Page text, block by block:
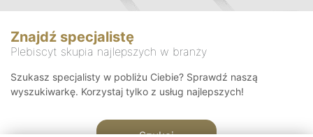
Znajdź specjalistę
Plebiscyt skupia najlepszych w branży
Szukasz specjalisty w pobliżu Ciebie? Sprawdź naszą
wyszukiwarkę. Korzystaj tylko z usług najlepszych!